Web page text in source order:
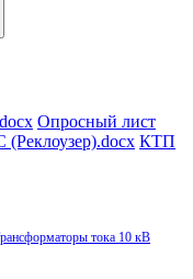
Опросный лист
КТП
тока 10 кВ